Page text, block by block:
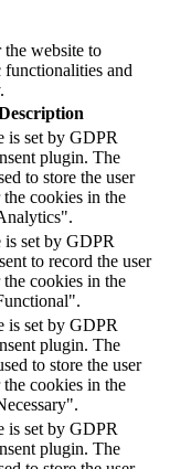
the website to
functionalities and
is set by GDPR
plugin. The
to store the user
cookies in the
set by GDPR
to record the user
cookies in the
is set by GDPR
plugin. The
to store the user
cookies in the
is set by GDPR
plugin. The